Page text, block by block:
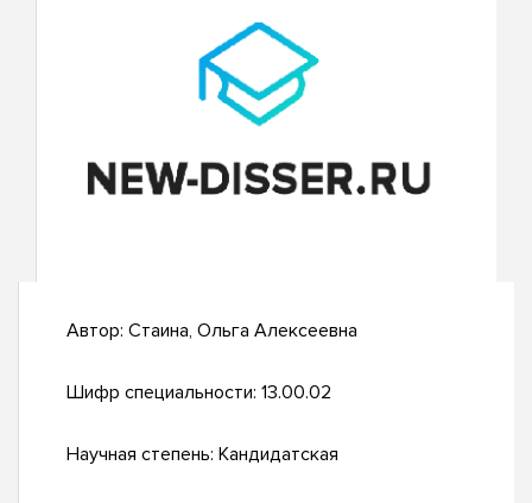
Автор: Стаина, Ольга Алексеевна
Шифр специальности: 13.00.02
Научная степень: Кандидатская